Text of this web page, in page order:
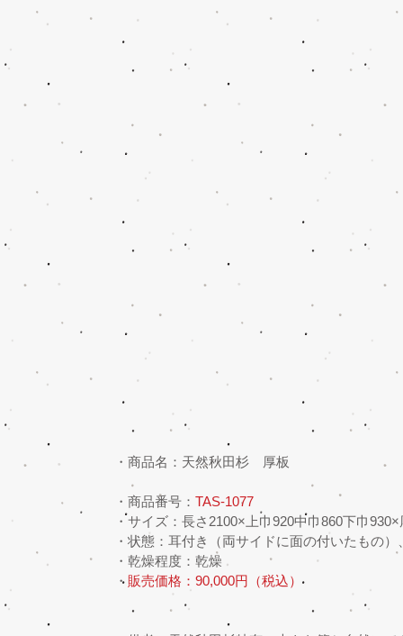
・商品名：天然秋田杉　厚板
・商品番号： TAS-1077
・サイズ：長さ2100×上巾920中巾860下巾
・状態：耳付き（両サイドに面の付いたもの
・乾燥程度：乾燥
・ 販売価格：90,000円（税込）